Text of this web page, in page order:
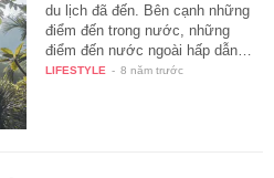
du lịch đã đến. Bên cạnh những
điểm đến trong nước, những
điểm đến nước ngoài hấp dẫn…
LIFESTYLE - 8 năm trước